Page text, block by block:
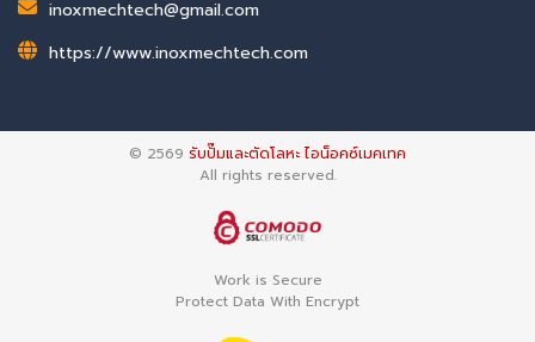
inoxmechtech@gmail.com
https://www.inoxmechtech.com
© 2569 รับปั๊มและตัดโลหะ ไอน็อคซ์เมคเทค
All rights reserved.
Work is Secure
Protect Data With Encrypt